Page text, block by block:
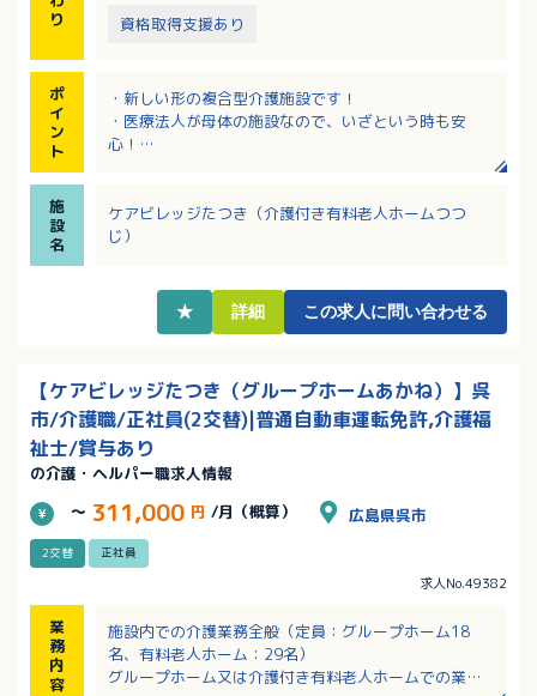
り
資格取得支援あり
ポ
イ
ン
ト
・新しい形の複合型介護施設です！
・医療法人が母体の施設なので、いざという時も安
心！
っています！
・定年65歳、資格取得支援と研修制度の充実でスキル
施
設
名
ケアビレッジたつき（介護付き有料老人ホームつつ
じ）
★ 詳細 この求人に問い合わせる
【ケアビレッジたつき（グループホームあかね）】呉
市/介護職/正社員(2交替)|普通自動車運転免許,介護福
祉士/賞与あり
の介護・ヘルパー職求人情報
～ 311,000 円 /月（概算） 広島県呉市
2交替 正社員
求人No.49382
業
務
内
容
施設内での介護業務全般（定員：グループホーム18
名、有料老人ホーム：29名）
グループホーム又は介護付き有料老人ホームでの業務